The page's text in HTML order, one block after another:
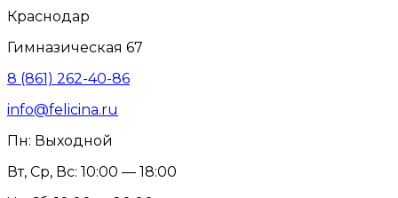
Краснодар
Гимназическая 67
8 (861) 262-40-86
info@felicina.ru
Пн: Выходной
Вт, Ср, Вс: 10:00 — 18:00